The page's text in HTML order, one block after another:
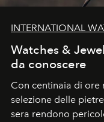
INTERNATIONAL
Watches &
da conoscere
Con centinaia di ore
selezione delle
sera rendono